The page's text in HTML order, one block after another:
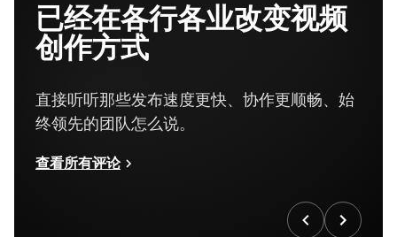
已经在各行各业改变视频
创作方式
直接听听那些发布速度更快、协作更顺畅、始
终领先的团队怎么说。
查看所有评论